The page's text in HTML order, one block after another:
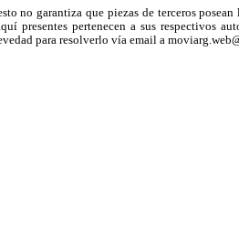
no garantiza que piezas de terceros
presentes pertenecen a sus respectivos
para resolverlo vía email a